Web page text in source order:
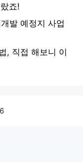
죠!
발 예정지 사업
, 직접 해보니 이